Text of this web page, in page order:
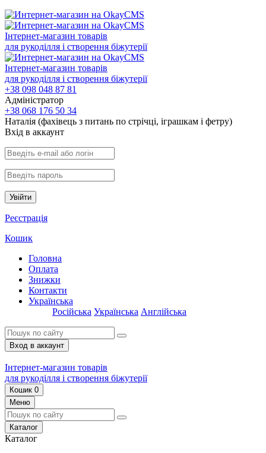
Інтернет-магазин товарів
для рукоділля і створення біжутерії
Інтернет-магазин товарів
для рукоділля і створення біжутерії
+38 098 048 87 81
Адміністратор
+38 068 176 50 34
Наталія (фахівець з питань по стрічці, іграшкам і фетру)
Вхiд в аккаунт
Увійти
Реєстрація
Кошик
Головна
Оплата
Знижки
Контакти
Українська
Російська Українська Англійська
Вход в аккаунт
Інтернет-магазин товарів
для рукоділля і створення біжутерії
Кошик 0
Меню
Каталог
Каталог